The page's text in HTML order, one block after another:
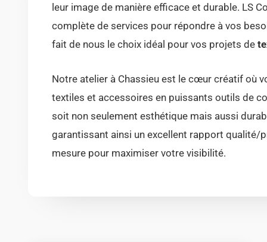
leur image de manière efficace et durable. LS
complète de services pour répondre à vos
fait de nous le choix idéal pour vos projets de
Notre atelier à Chassieu est le cœur créatif où
textiles et accessoires en puissants outils de
soit non seulement esthétique mais aussi
garantissant ainsi un excellent rapport qualité/
mesure pour maximiser votre visibilité.